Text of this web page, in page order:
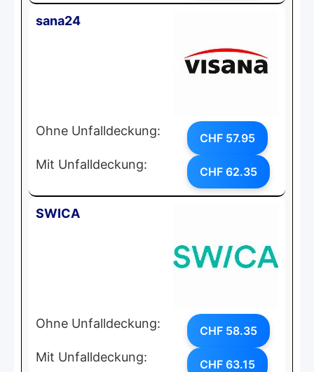
sana24
Ohne Unfalldeckung: CHF 57.95
Mit Unfalldeckung: CHF 62.35
SWICA
Ohne Unfalldeckung: CHF 58.35
Mit Unfalldeckung: CHF 63.15